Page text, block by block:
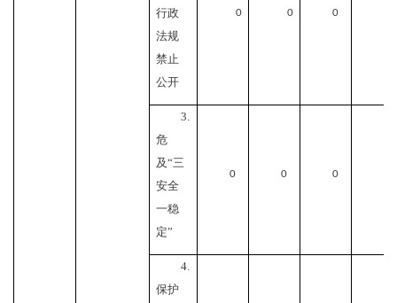
行政
法规
禁止
公开
0 0 0
3.
危
及“三
安全
一稳
定”
0 0 0
4.
保护